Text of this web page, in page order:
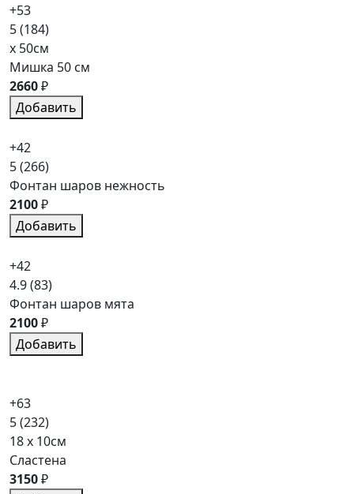
+53
5(184)
x 50см
Мишка 50 см
2660₽
Добавить
+42
5(266)
Фонтан шаров нежность
2100₽
Добавить
+42
4.9(83)
Фонтан шаров мята
2100₽
Добавить
+63
5(232)
18 x 10см
Сластена
3150₽